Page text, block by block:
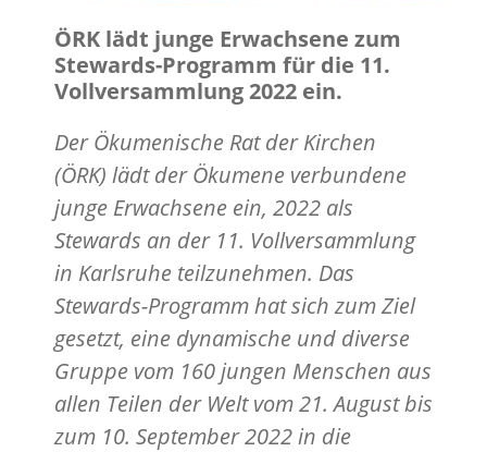
ÖRK lädt junge Erwachsene zum
Stewards-Programm für die 11.
Vollversammlung 2022 ein.
Der Ökumenische Rat der Kirchen
(ÖRK) lädt der Ökumene verbundene
junge Erwachsene ein, 2022 als
Stewards an der 11. Vollversammlung
in Karlsruhe teilzunehmen. Das
Stewards-Programm hat sich zum Ziel
gesetzt, eine dynamische und diverse
Gruppe vom 160 jungen Menschen aus
allen Teilen der Welt vom 21. August bis
zum 10. September 2022 in die